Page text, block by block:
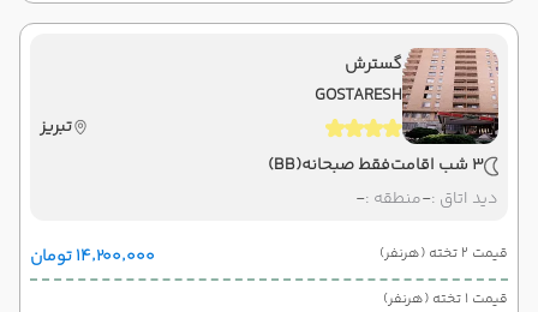
گسترش
GOSTARESH
تبریز
3 شب اقامت
فقط صبحانه(BB)
دید اتاق :-منطقه :-
قیمت 2 تخته (هرنفر) ۱۴٬۲۰۰٬۰۰۰ تومان
قیمت 1 تخته (هرنفر)